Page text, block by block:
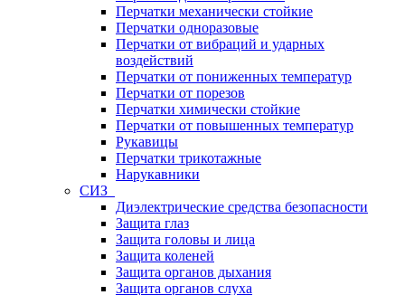
Перчатки механически стойкие
Перчатки одноразовые
Перчатки от вибраций и ударных
воздействий
Перчатки от пониженных температур
Перчатки от порезов
Перчатки химически стойкие
Перчатки от повышенных температур
Рукавицы
Перчатки трикотажные
Нарукавники
СИЗ
Диэлектрические средства безопасности
Защита глаз
Защита головы и лица
Защита коленей
Защита органов дыхания
Защита органов слуха